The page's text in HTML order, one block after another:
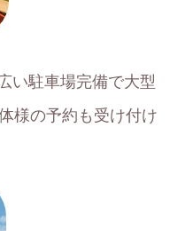
い駐車場完備で大型
様の予約も受け付け